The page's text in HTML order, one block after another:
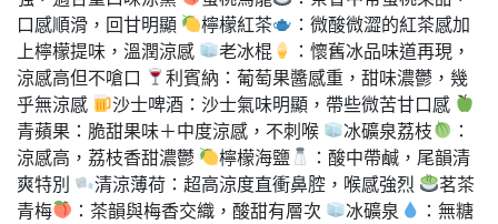
口感順滑，回甘明顯
檸檬紅茶
：微酸微澀的紅茶感加
上檸檬提味，溫潤涼感
老冰棍
：懷舊冰品味道再現，
涼感高但不嗆口
利賓納：葡萄果醬感重，甜味濃鬱，幾
乎無涼感
沙士啤酒：沙士氣味明顯，帶些微苦甘口感
青蘋果：脆甜果味＋中度涼感，不刺喉
冰礦泉荔枝
：
涼感高，荔枝香甜濃鬱
檸檬海鹽
：酸中帶鹹，尾韻清
爽特別
清涼薄荷：超高涼度直衝鼻腔，喉感強烈
茗茶
青梅
：茶韻與梅香交織，酸甜有層次 冰礦泉
：無糖